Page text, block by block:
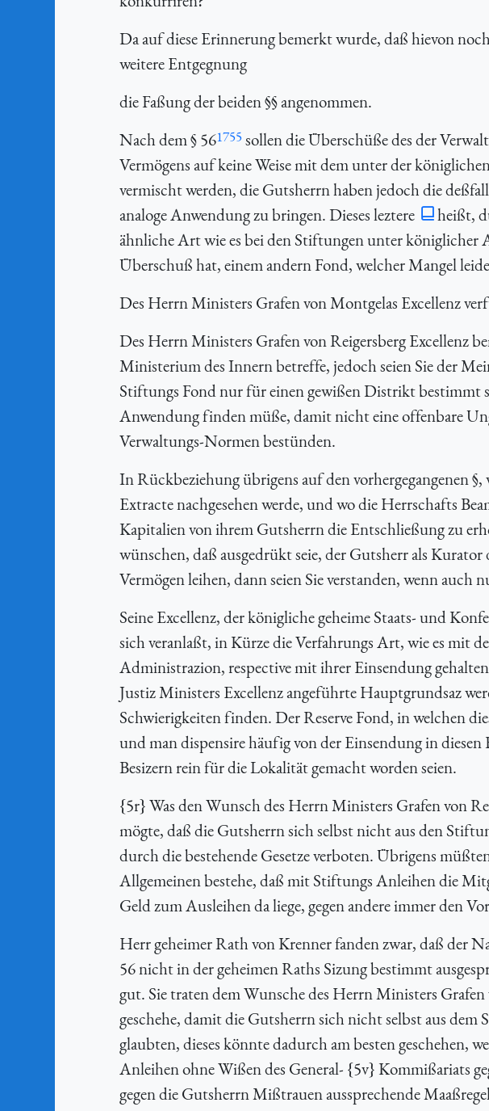
Da auf diese Erinnerung bemerkt wurde, daß hievon
weitere Entgegnung
die Faßung der beiden §§ angenommen.
Nach dem § 561755 sollen die Überschüße des der
Vermögens auf keine Weise mit dem unter der
vermischt werden, die Gutsherrn haben jedoch die
analoge Anwendung zu bringen. Dieses leztere
heißt,
ähnliche Art wie es bei den Stiftungen unter königlicher
Überschuß hat, einem andern Fond, welcher Mangel
Des Herrn Ministers Grafen von Montgelas Excellenz
Des Herrn Ministers Grafen von Reigersberg Excellenz
Ministerium des Innern betreffe, jedoch seien Sie der
Stiftungs Fond nur für einen gewißen Distrikt bestimmt
Anwendung finden müße, damit nicht eine offenbare
Verwaltungs-Normen bestünden.
In Rückbeziehung übrigens auf den vorhergegangenen
Extracte nachgesehen werde, und wo die Herrschafts
Kapitalien von ihrem Gutsherrn die Entschließung zu
wünschen, daß ausgedrükt seie, der Gutsherr als
Vermögen leihen, dann seien Sie verstanden, wenn auch
Seine Excellenz, der königliche geheime Staats- und
sich veranlaßt, in Kürze die Verfahrungs Art, wie es mit
Administrazion, respective mit ihrer Einsendung
Justiz Ministers Excellenz angeführte Hauptgrundsaz
Schwierigkeiten finden. Der Reserve Fond, in welchen
und man dispensire häufig von der Einsendung in
Besizern rein für die Lokalität gemacht worden seien.
{5r} Was den Wunsch des Herrn Ministers Grafen von
mögte, daß die Gutsherrn sich selbst nicht aus den
durch die bestehende Gesetze verboten. Übrigens
Allgemeinen bestehe, daß mit Stiftungs Anleihen die
Geld zum Ausleihen da liege, gegen andere immer den
Herr geheimer Rath von Krenner fanden zwar, daß der
56 nicht in der geheimen Raths Sizung bestimmt
gut. Sie traten dem Wunsche des Herrn Ministers
geschehe, damit die Gutsherrn sich nicht selbst aus
glaubten, dieses könnte dadurch am besten geschehen,
Anleihen ohne Wißen des General- {5v} Kommißariats
gegen die Gutsherrn Mißtrauen aussprechende